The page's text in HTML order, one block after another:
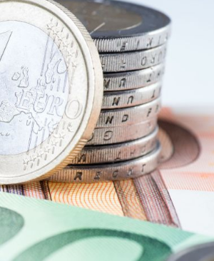
Bakuchiol's Evolution
UE privind ambalajele pot risca
BUSINESS SCENE
WHOLESALER IN ROMANIA
OSCAR – peste 500 de participanti